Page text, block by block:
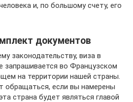
и, по большому счету, его
документов
законодательству, виза в
запрашивается во Французском
на территории нашей страны.
обращаться, если вы намерены
страна будет являться главой